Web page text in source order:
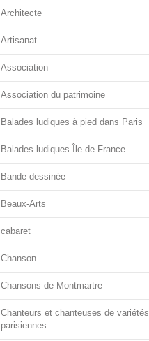
Architecte
Artisanat
Association
Association du patrimoine
Balades ludiques à pied dans Paris
Balades ludiques Île de France
Bande dessinée
Beaux-Arts
cabaret
Chanson
Chansons de Montmartre
Chanteurs et chanteuses de variétés
parisiennes